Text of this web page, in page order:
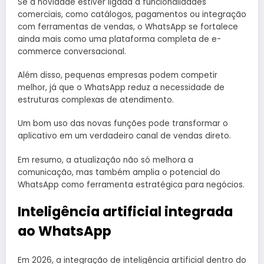
comerciais, como catálogos, pagamentos ou integração
com ferramentas de vendas, o WhatsApp se fortalece
ainda mais como uma plataforma completa de e-
commerce conversacional.
Além disso, pequenas empresas podem competir
melhor, já que o WhatsApp reduz a necessidade de
estruturas complexas de atendimento.
Um bom uso das novas funções pode transformar o
aplicativo em um verdadeiro canal de vendas direto.
Em resumo, a atualização não só melhora a
comunicação, mas também amplia o potencial do
WhatsApp como ferramenta estratégica para negócios.
Inteligência artificial integrada
ao WhatsApp
Em 2026, a integração de inteligência artificial dentro do